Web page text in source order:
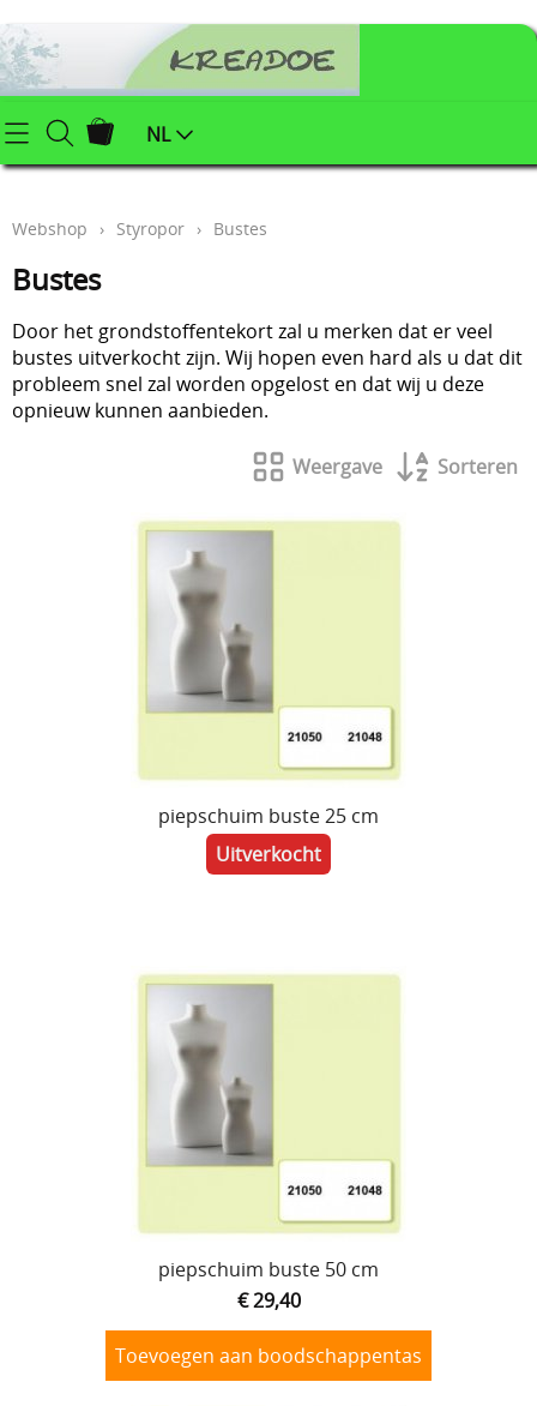
Startpagina
Klei (keramiek) benodigdheden
Afgewerkte juwelen
Kerstartikelen
Juwelenonderdelen
Schildersbenodigdheden
Mijn account
NL
Webshop › Styropor › Bustes
Bustes
Door het grondstoffentekort zal u merken dat er veel
bustes uitverkocht zijn. Wij hopen even hard als u dat dit
probleem snel zal worden opgelost en dat wij u deze
opnieuw kunnen aanbieden.
Weergave Sorteren
piepschuim buste 25 cm
Uitverkocht
piepschuim buste 50 cm
€ 29,40
Toevoegen aan boodschappentas